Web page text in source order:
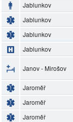
Jablunkov
Jablunkov
Jablunkov
Jablunkov
Janov - Mirošov
Jaroměř
Jaroměř
Jaroměř